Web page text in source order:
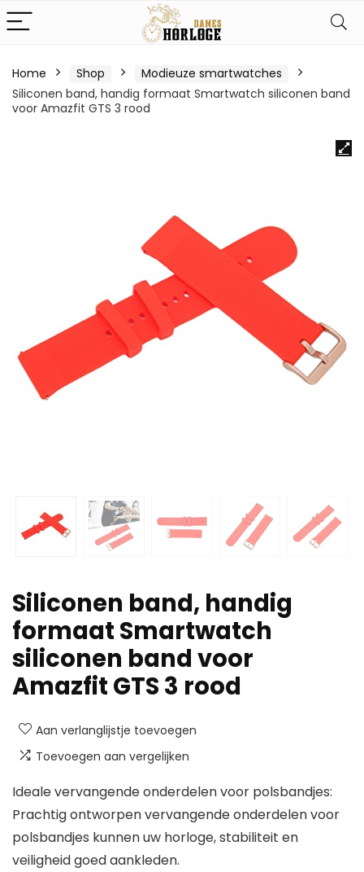
Home Shop
Modieuze smartwatches
Siliconen band, handig formaat Smartwatch siliconen band
voor Amazfit GTS 3 rood
Siliconen band, handig
formaat Smartwatch
siliconen band voor
Amazfit GTS 3 rood
Aan verlanglijstje toevoegen
Toevoegen aan vergelijken
Ideale vervangende onderdelen voor polsbandjes:
Prachtig ontworpen vervangende onderdelen voor
polsbandjes kunnen uw horloge, stabiliteit en
veiligheid goed aankleden.